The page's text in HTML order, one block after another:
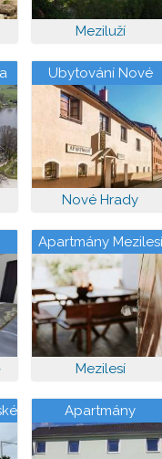
Meziluží
Ubytování Nové
Hrady 111
Nové Hrady
Apartmány Mezilesí
Mezilesí
Apartmány
Zavadilka